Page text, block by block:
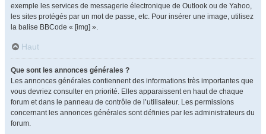
exemple les services de messagerie électronique de Outlook ou de Yahoo,
les sites protégés par un mot de passe, etc. Pour insérer une image, utilisez
la balise BBCode « [img] ».
Haut
Que sont les annonces générales ?
Les annonces générales contiennent des informations très importantes que
vous devriez consulter en priorité. Elles apparaissent en haut de chaque
forum et dans le panneau de contrôle de l’utilisateur. Les permissions
concernant les annonces générales sont définies par les administrateurs du
forum.